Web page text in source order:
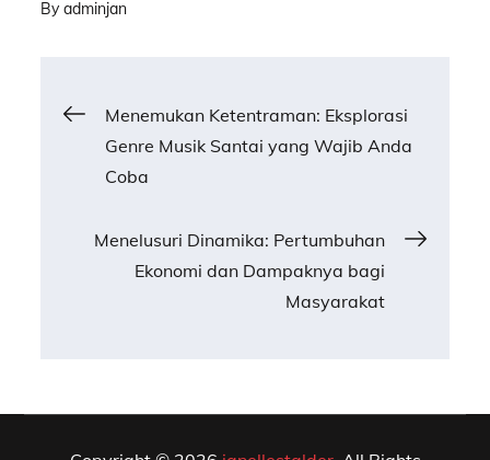
Byadminjan
Post
navigation
Menemukan Ketentraman: Eksplorasi
Genre Musik Santai yang Wajib Anda
Coba
Menelusuri Dinamika: Pertumbuhan
Ekonomi dan Dampaknya bagi
Masyarakat